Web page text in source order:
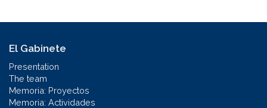
El Gabinete
Presentation
The team
Memoria: Proyectos
Memoria: Actividades